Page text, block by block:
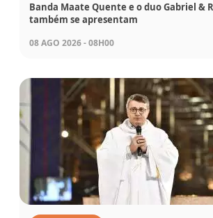
Banda Maate Quente e o duo Gabriel &
também se apresentam
08 AGO 2026 - 08H00